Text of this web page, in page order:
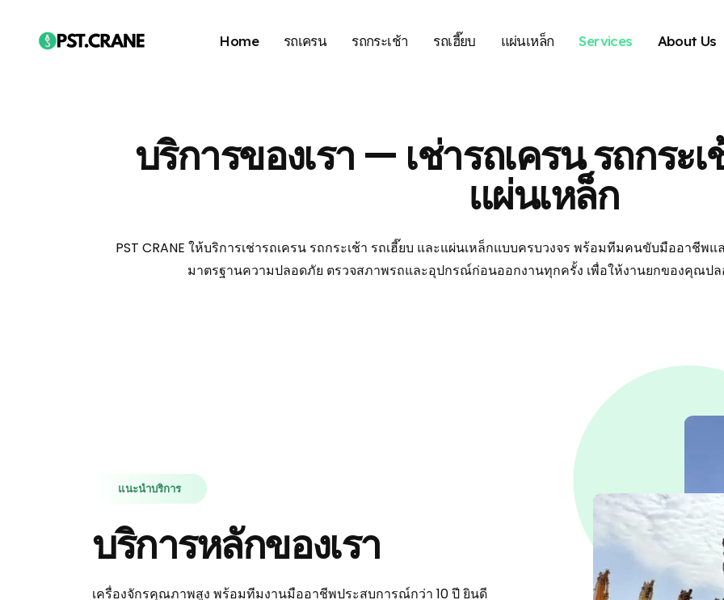
Home รถเครน รถกระเช้า รถเฮี๊ยบ แผ่นเหล็ก Services About Us
บริการของเรา — เช่ารถเครน รถกระ
แผ่นเหล็ก
PST CRANE ให้บริการเช่ารถเครน รถกระเช้า รถเฮี๊ยบ และแผ่นเหล็กแบบครบวงจร พร้อมทีมคนขับมืออาชี
มาตรฐานความปลอดภัย ตรวจสภาพรถและอุปกรณ์ก่อนออกงานทุกครั้ง เพื่อให้งานยกของคุณปล
แนะนำบริการ
บริการหลักของเรา
เครื่องจักรคุณภาพสูง พร้อมทีมงานมืออาชีพประสบการณ์กว่า 10 ปี ยินดี